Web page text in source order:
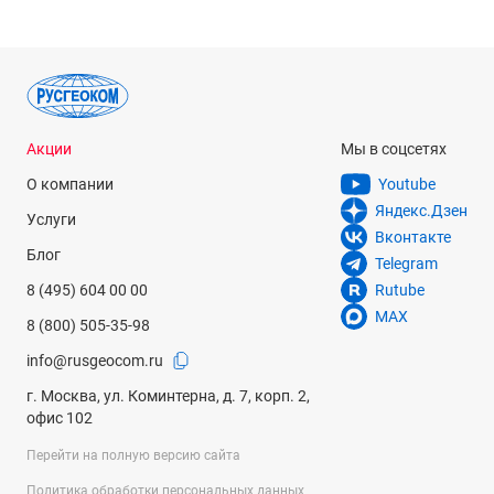
±15'
Диапазон рабочей температуры
от -20° до +50°С
Температура хранения
Акции
О компании
Услуги
Блог
8 (495) 604 00 00
8 (800) 505-35-98
info@rusgeocom.ru
г. Москва, ул. Коминтерна, д. 7, корп. 2,
офис 102
Мы в соцсетях
Youtube
Яндекс.Дзен
Вконтакте
Telegram
Rutube
MAX
Перейти на полную версию сайта
Политика обработки персональных данных